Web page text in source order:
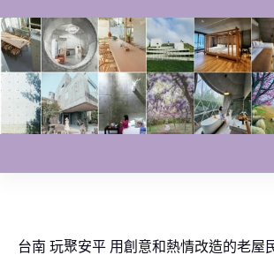
至
主
要
內
容
台南 玩聚安平 用創意和熱情改造的老屋